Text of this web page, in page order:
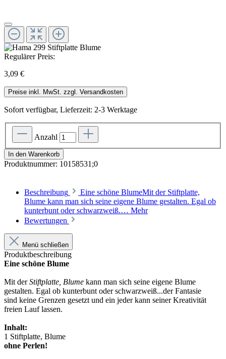
Regulärer Preis:
3,09 €
Preise inkl. MwSt. zzgl. Versandkosten
Sofort verfügbar, Lieferzeit: 2-3 Werktage
Anzahl
In den Warenkorb
Produktnummer: 10158531;0
Beschreibung
Eine schöne BlumeMit der Stiftplatte,
Blume kann man sich seine eigene Blume gestalten. Egal ob
kunterbunt oder schwarzweiß.… Mehr
Bewertungen
Menü schließen
Produktbeschreibung
Eine schöne Blume
Mit derStiftplatte, Blume kann man sich seine eigene Blume
gestalten. Egal ob kunterbunt oder schwarzweiß...der Fantasie
sind keine Grenzen gesetzt und ein jeder kann seiner Kreativität
freien Lauf lassen.
Inhalt:
1 Stiftplatte, Blume
ohne Perlen!